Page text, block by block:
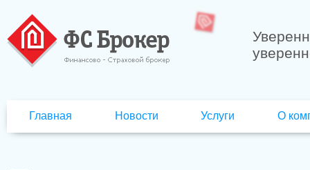
Главная Новости Услуги О